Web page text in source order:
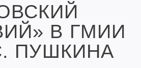
В ГМИИ
ПУШКИНА